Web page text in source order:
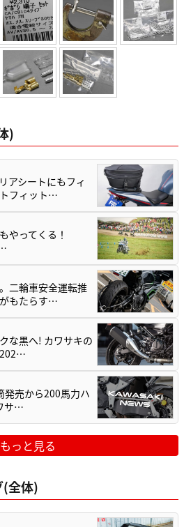
)
アシートにもフィ
フィット…
やってくる！
二輪車安全運転推
もたらす…
な黒へ! カワサキの
202…
発売から200馬力ハ
サ…
もっと見る
(全体)